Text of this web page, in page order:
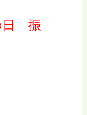
日 振